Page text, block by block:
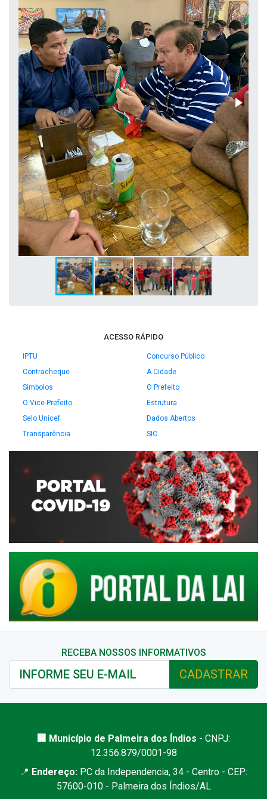
ACESSO RÁPIDO
IPTU
Concurso Público
Contracheque
A Cidade
Símbolos
O Prefeito
O Vice-Prefeito
Estrutura
Selo Unicef
Dados Abertos
Transparência
SIC
RECEBA NOSSOS INFORMATIVOS
CADASTRAR
🏢 Município de Palmeira dos Índios - CNPJ:
12.356.879/0001-98
📍 Endereço: PC da Independencia, 34 - Centro - CEP:
57600-010 - Palmeira dos Índios/AL